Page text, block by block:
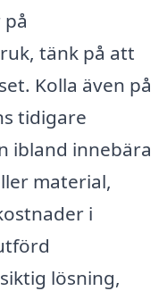
tänk på att
Kolla även på
tidigare
ibland innebära
material,
i
lösning,